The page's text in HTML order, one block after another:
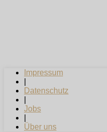
Impressum
Datenschutz
Jobs
Über uns